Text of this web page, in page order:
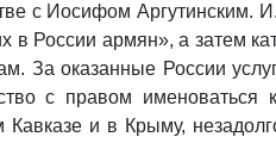
с Иосифом Аргутинским.
России армян», а затем
За оказанные России
с правом
и в Крыму,